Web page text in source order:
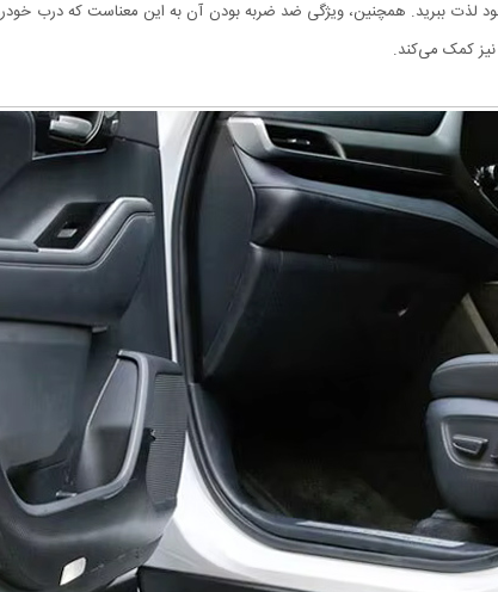
ببرید. همچنین، ویژگی ضد ضربه بودن آن به این معناست که درب
نیز کمک می‌کند.